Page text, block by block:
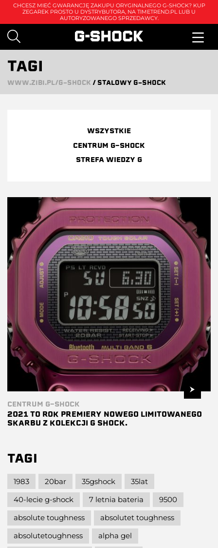
CHCESZ MIEĆ GWARANCJĘ ZAKUPU ORYGINALNEGO G-SHOCK? KUP
ZEGAREK PROSTO U DYSTRYBUTORA, NA TIMETREND.PL LUB U
AUTORYZOWANEGO SPRZEDAWCY.
TAGI
WWW.ZIBI.PL/G-SHOCK / STALOWY G-SHOCK
WSZYSTKIE
CENTRUM G-SHOCK
STREFA WIEDZY G
CENTRUM G-SHOCK
2021 TO ROK PREMIERY NOWEGO LIMITOWANEGO
SKARBU Z KOLEKCJI G SHOCK.
TAGI
1983 20bar 35gshock
35lat
40-lecie g-shock
7 letnia bateria
9500
absolute toughness
absolutet toughness
absolutetoughness
alpha gel